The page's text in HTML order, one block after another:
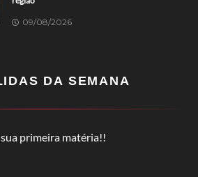
09/08/2026
DA SEMANA
primeira matéria!!